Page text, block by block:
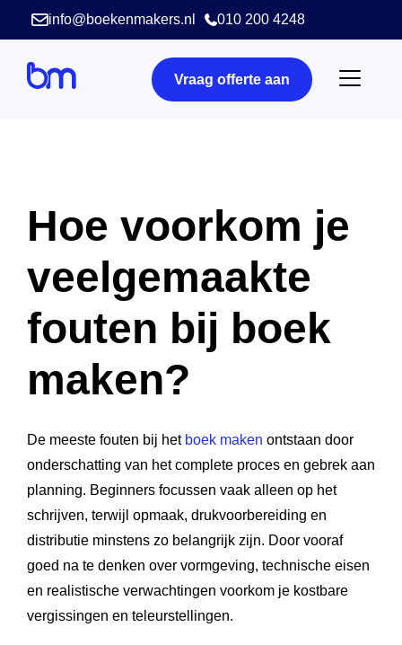
info@boekenmakers.nl 010 200 4248
Vraag offerte aan
Hoe voorkom je
veelgemaakte
fouten bij boek
maken?
De meeste fouten bij het boek maken ontstaan door
onderschatting van het complete proces en gebrek aan
planning. Beginners focussen vaak alleen op het
schrijven, terwijl opmaak, drukvoorbereiding en
distributie minstens zo belangrijk zijn. Door vooraf
goed na te denken over vormgeving, technische eisen
en realistische verwachtingen voorkom je kostbare
vergissingen en teleurstellingen.